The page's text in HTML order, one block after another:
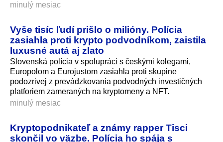
minulý mesiac
Vyše tisíc ľudí prišlo o milióny. Polícia
zasiahla proti krypto podvodníkom, zaistila
luxusné autá aj zlato
Slovenská polícia v spolupráci s českými kolegami,
Europolom a Eurojustom zasiahla proti skupine
podozrivej z prevádzkovania podvodných investičných
platforiem zameraných na kryptomeny a NFT.
minulý mesiac
Kryptopodnikateľ a známy rapper Tisci
skončil vo väzbe. Polícia ho spája s